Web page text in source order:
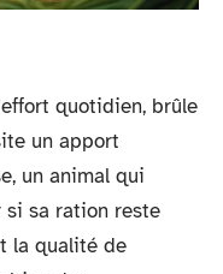
quotidien, brûle
un apport
un animal qui
si sa ration reste
la qualité de